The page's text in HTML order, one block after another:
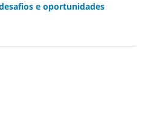
e oportunidades